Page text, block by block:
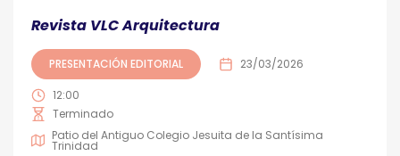
Revista VLC Arquitectura
PRESENTACIÓN EDITORIAL 23/03/2026
12:00
Terminado
Patio del Antiguo Colegio Jesuita de la Santísima
Trinidad